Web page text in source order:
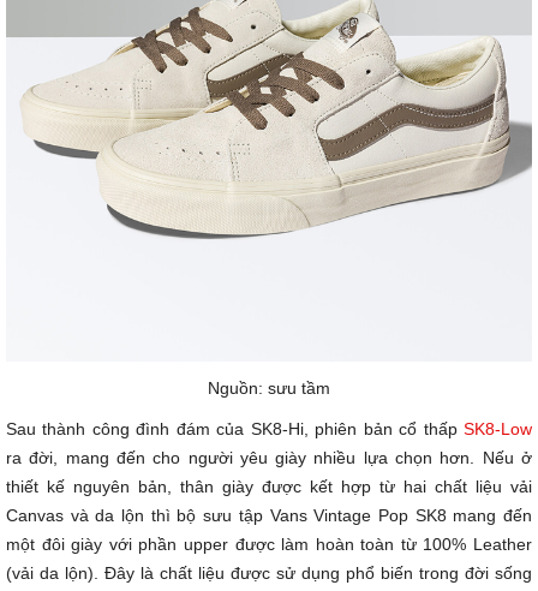
Nguồn: sưu tầm
Sau thành công đình đám của SK8-Hi, phiên bản cổ thấp SK8-Low
ra đời, mang đến cho người yêu giày nhiều lựa chọn hơn. Nếu ở
thiết kế nguyên bản, thân giày được kết hợp từ hai chất liệu vải
Canvas và da lộn thì bộ sưu tập Vans Vintage Pop SK8 mang đến
một đôi giày với phần upper được làm hoàn toàn từ 100% Leather
(vải da lộn). Đây là chất liệu được sử dụng phổ biến trong đời sống